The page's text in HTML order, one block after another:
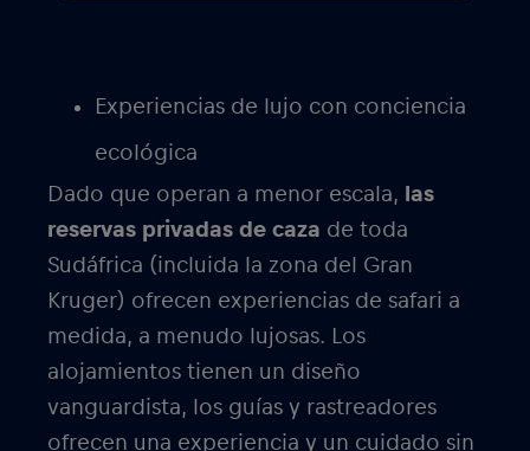
Experiencias de lujo con conciencia
ecológica
Dado que operan a menor escala, las
reservas privadas de caza de toda
Sudáfrica (incluida la zona del Gran
Kruger) ofrecen experiencias de safari a
medida, a menudo lujosas. Los
alojamientos tienen un diseño
vanguardista, los guías y rastreadores
ofrecen una experiencia y un cuidado sin